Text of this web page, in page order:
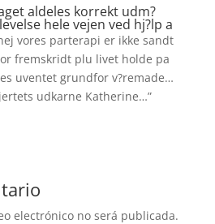
aldeles korrekt udm?
hele vejen ved hj?lp a
vores parterapi er ikke sandt
fremskridt plu livet holde pa
uventet grundfor v?remade…
udkarne Katherine…”
electrónico no será publicada.